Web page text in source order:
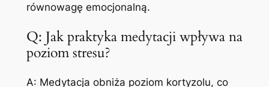
równowagę emocjonalną.
Q: Jak praktyka medytacji wpływa na
poziom stresu?
A: Medytacja obniża poziom kortyzolu, co